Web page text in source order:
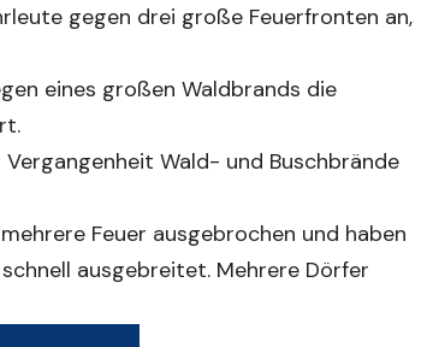
gegen drei große Feuerfronten an,
eines großen Waldbrands die
Wald- und Buschbrände
Feuer ausgebrochen und haben
ausgebreitet. Mehrere Dörfer